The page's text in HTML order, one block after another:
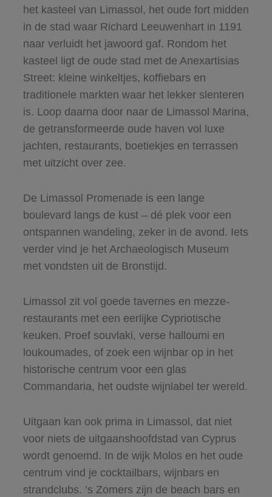
het kasteel van Limassol, het oude fort midden
in de stad waar Richard Leeuwenhart in 1191
naar verluidt het jawoord gaf. Rondom het
kasteel ligt de oude stad met de Anexartisias
Street: kleine winkeltjes, koffiebars en
traditionele markten waar het lekker slenteren
is. Loop daarna door naar de Limassol Marina,
de getransformeerde oude haven vol luxe
jachten, restaurants, boetiekjes en terrassen
met uitzicht over zee.
De Limassol Promenade is een lange
boulevard langs de kust – dé plek voor een
ontspannen wandeling, zeker in de avond. Iets
verder vind je het Archaeologisch Museum
met vondsten uit de Bronstijd.
Limassol zit vol goede tavernes en mezze-
restaurants met een eerlijke Cypriotische
keuken. Proef souvlaki, verse halloumi en
loukoumades, of zoek een wijnbar op in het
historische centrum voor een glas
Commandaria, het oudste wijnlabel ter wereld.
Uitgaan kan ook prima in Limassol, dat niet
voor niets de uitgaanshoofdstad van Cyprus
wordt genoemd. In de wijk Molos en het oude
centrum vind je cocktailbars, wijnbars en
strandclubs. ’s Zomers zijn de beach bars en